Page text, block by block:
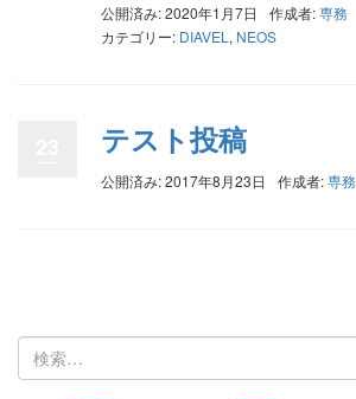
公開済み: 2020年1月7日 作成者:専務
カテゴリー: DIAVEL , NEOS
テスト投稿
公開済み: 2017年8月23日 作成者:専務
索: